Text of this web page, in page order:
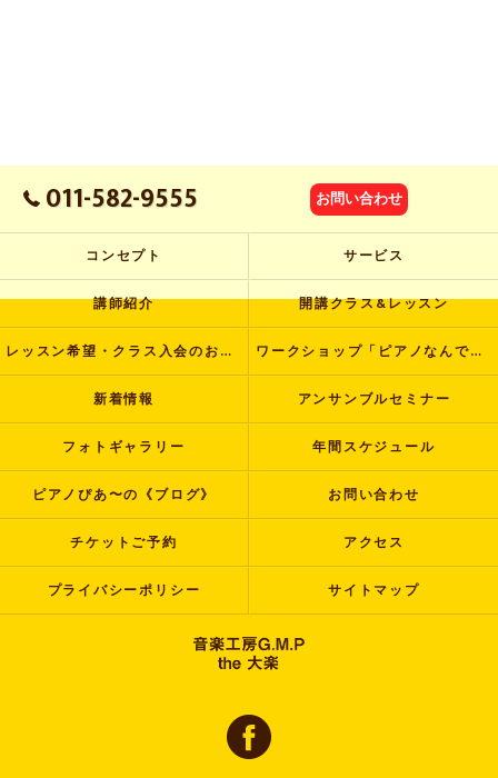
011-582-9555 お問い合わせ
コンセプト サービス
講師紹介 開講クラス&レッスン
レッスン希望・クラス入会のお申し込み ワークショップ「ピアノなんでも塾」
新着情報 アンサンブルセミナー
フォトギャラリー 年間スケジュール
ピアノぴあ〜の《ブログ》 お問い合わせ
チケットご予約 アクセス
プライバシーポリシー サイトマップ